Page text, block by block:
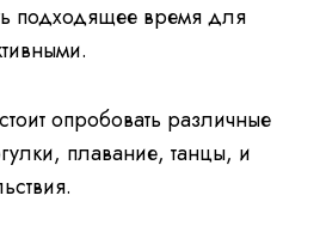
подходящее время для
опробовать различные
плавание, танцы, и